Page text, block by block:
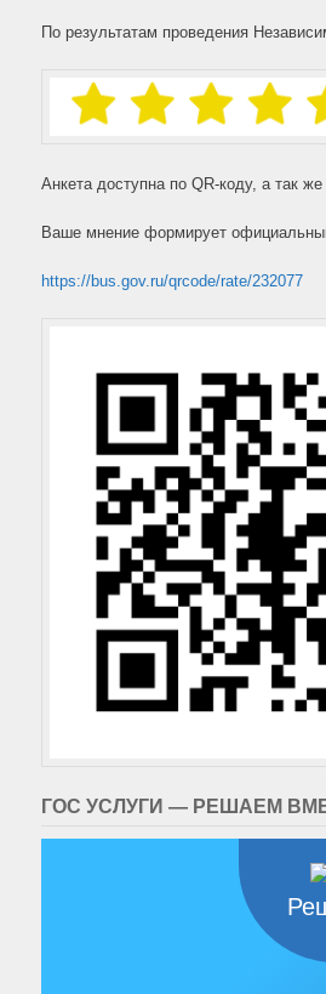
По результатам проведения
Анкета доступна по QR-коду, а так
Ваше мнение формирует
https://bus.gov.ru/qrcode/rate/232077
ГОС УСЛУГИ — РЕШАЕМ